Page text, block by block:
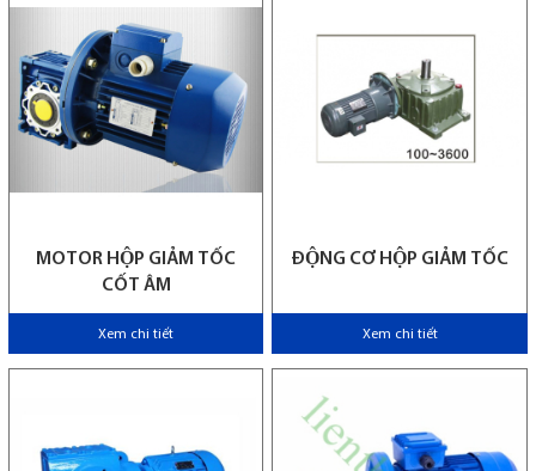
MOTOR HỘP GIẢM TỐC
CỐT ÂM
Xem chi tiết
ĐỘNG CƠ HỘP GIẢM TỐC
Xem chi tiết